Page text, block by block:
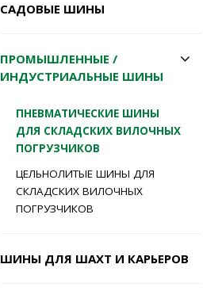
САДОВЫЕ ШИНЫ
ПРОМЫШЛЕННЫЕ /
ИНДУСТРИАЛЬНЫЕ ШИНЫ
ПНЕВМАТИЧЕСКИЕ ШИНЫ
ДЛЯ СКЛАДСКИХ ВИЛОЧНЫХ
ПОГРУЗЧИКОВ
ЦЕЛЬНОЛИТЫЕ ШИНЫ ДЛЯ
СКЛАДСКИХ ВИЛОЧНЫХ
ПОГРУЗЧИКОВ
ШИНЫ ДЛЯ ШАХТ И КАРЬЕРОВ